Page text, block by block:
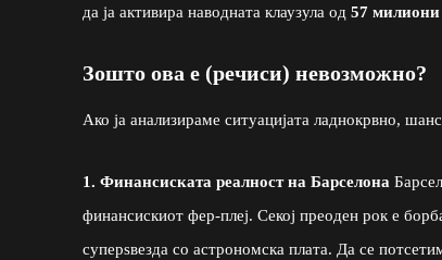
да ја активира наводната клаузула од 57
Зошто ова е (речиси) невозможно?
Ако ја анализираме ситуацијата ладнокрвно,
1. Финансиската реалност на Барселона
финансискиот фер-плеј. Секој преоден рок е
суперѕвезда со астрономска плата. Да се